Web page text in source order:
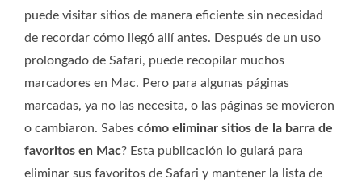
puede visitar sitios de manera eficiente sin necesidad
de recordar cómo llegó allí antes. Después de un uso
prolongado de Safari, puede recopilar muchos
marcadores en Mac. Pero para algunas páginas
marcadas, ya no las necesita, o las páginas se movieron
o cambiaron. Sabes cómo eliminar sitios de la barra de
favoritos en Mac? Esta publicación lo guiará para
eliminar sus favoritos de Safari y mantener la lista de